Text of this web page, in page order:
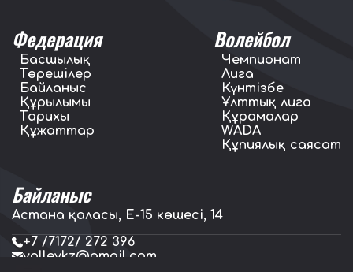
Федерация
Басшылық
Төрешілер
Байланыс
Құрылымы
Тарихы
Құжаттар
Волейбол
Чемпионат
Лига
Күнтізбе
Ұлттық лига
Құрамалар
WADA
Құпиялық саясат
Байланыс
Астана қаласы, E-15 көшесі, 14
+7 /7172/ 272 396
volleykz@gmail.com